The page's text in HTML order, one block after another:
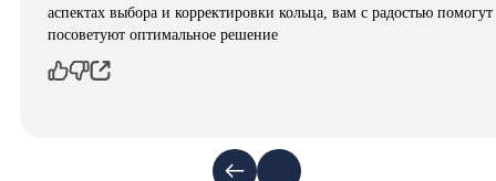
аспектах выбора и корректировки кольца, вам с радостью
посоветуют оптимальное решение